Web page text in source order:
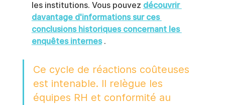
les institutions. Vous pouvez découvrir
davantage d'informations sur ces
conclusions historiques concernant les
enquêtes internes .
Ce cycle de réactions coûteuses
est intenable. Il relègue les
équipes RH et conformité au